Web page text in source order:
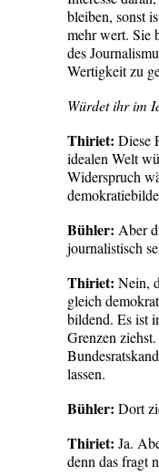
bleiben, sonst
mehr wert. Sie
des
Wertigkeit zu
Würdet ihr im
Thiriet: Diese
idealen Welt
Widerspruch
Bühler: Aber
journalistisch
Thiriet: Nein,
gleich
bildend. Es ist
Grenzen
lassen.
Bühler: Dort
Thiriet: Ja.
denn das fragt